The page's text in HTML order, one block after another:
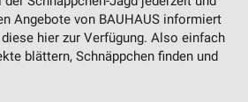
Angebote von BAUHAUS informiert
hier zur Verfügung. Also einfach
blättern, Schnäppchen finden und